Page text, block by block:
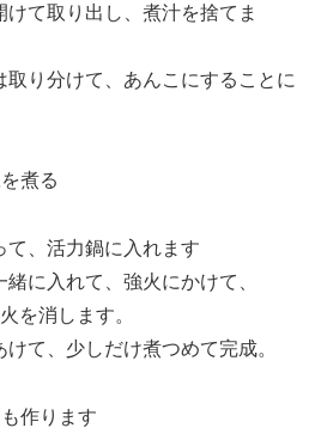
て取り出し、煮汁を捨てま
り分けて、あんこにすることに
煮る
て、活力鍋に入れます
に入れて、強火にかけて、
を消します。
て、少しだけ煮つめて完成。
作ります